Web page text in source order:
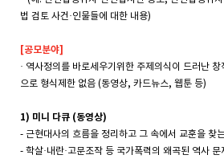
법 검토 사건·인물들에 대한 내용)
[공모분야]
· 역사정의를 바로세우기위한 주제의식이 드러난
으로 형식제한 없음 (동영상, 카드뉴스, 웹툰 등)
1) 미니 다큐 (동영상)
- 근현대사의 흐름을 정리하고 그 속에서 교훈을 찾
- 학살·내란·고문조작 등 국가폭력의 왜곡된 역사